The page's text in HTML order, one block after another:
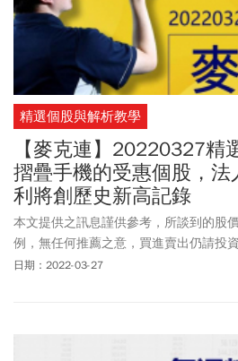
精選個股與解析教學
【麥克連】20220327精
摺疊手機的受惠個股，
利將創歷史新高記錄
本文提供之訊息謹供參考，所談到的股
例，無任何推薦之意，買進賣出仍請投
供訂閱戶本人使用，非經授權嚴禁任何
日期：2022-03-27